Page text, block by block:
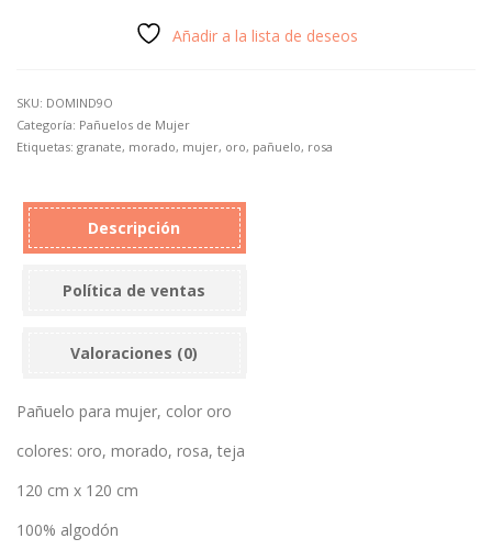
Añadir a la lista de deseos
SKU: DOMIND9O
Categoría: Pañuelos de Mujer
Etiquetas: granate, morado, mujer, oro, pañuelo, rosa
Descripción
Política de ventas
Valoraciones (0)
Pañuelo para mujer, color oro
colores: oro, morado, rosa, teja
120 cm x 120 cm
100% algodón